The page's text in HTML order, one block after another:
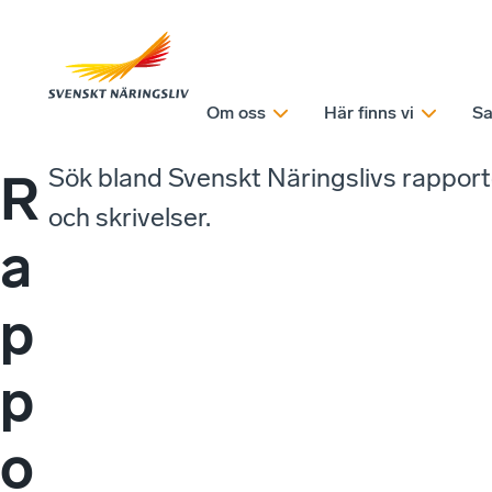
Om oss Här finns vi
R
a
p
p
o
Sök bland Svenskt Näringslivs
och skrivelser.